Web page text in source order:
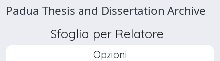
Padua Thesis and Dissertation Archive
Sfoglia per Relatore
Opzioni